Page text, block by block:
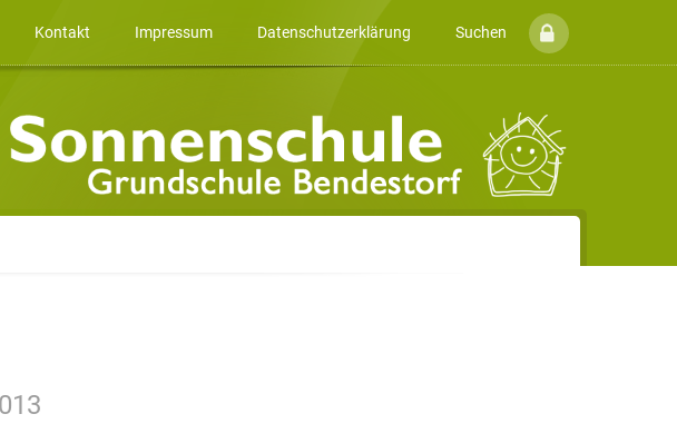
Kontakt Impressum Datenschutzerklärung Suchen